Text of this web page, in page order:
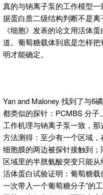
真的与钠离子泵的工作模型
据蛋白质二级结构判断不是
《细胞》发表的论文用活体
道。葡萄糖载体到底是怎样
明才能确定。
Yan and Maloney 找到了与6
都类似的探针：PCMBS 分
工作机理与钠离子泵一致，那
方法测得：至少有一个区域
细胞膜的两边被探针接触到
区域里的半胱氨酸突变只能
活体蛋白试验证明：葡萄糖
一次带入一个葡萄糖分子”的